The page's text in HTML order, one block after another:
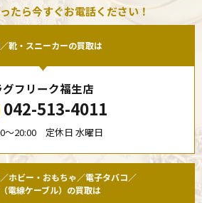
たら今すぐお電話ください！
靴・スニーカーの買取は
グフリーク福生店
042-513-4011
〜20:00 定休日 水曜日
ホビー・おもちゃ／電子タバコ／
電線ケーブル）の買取は